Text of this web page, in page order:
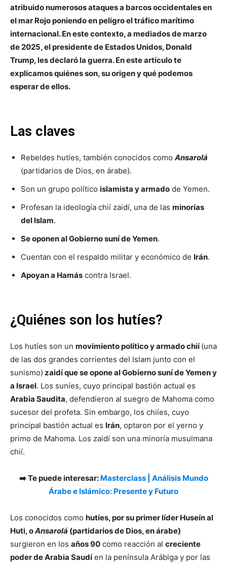
atribuido numerosos ataques a barcos occidentales en
el mar Rojo poniendo en peligro el tráfico marítimo
internacional. En este contexto, a mediados de marzo
de 2025, el presidente de Estados Unidos, Donald
Trump, les declaró la guerra. En este artículo te
explicamos quiénes son, su origen y qué podemos
esperar de ellos.
Las claves
Rebeldes hutíes, también conocidos como Ansarolá
(partidarios de Dios, en árabe).
Son un grupo político islamista y armado de Yemen.
Profesan la ideología chií zaidí, una de las minorías
del Islam.
Se oponen al Gobierno suní de Yemen.
Cuentan con el respaldo militar y económico de Irán.
Apoyan a Hamás contra Israel.
¿Quiénes son los hutíes?
Los hutíes son un movimiento político y armado chií(una
de las dos grandes corrientes del Islam junto con el
sunismo) zaidí que se opone al Gobierno suní de Yemen y
a Israel. Los suníes, cuyo principal bastión actual es
Arabia Saudita, defendieron al suegro de Mahoma como
sucesor del profeta. Sin embargo, los chiíes, cuyo
principal bastión actual es Irán, optaron por el yerno y
primo de Mahoma. Los zaidí son una minoría musulmana
chií.
➡️ Te puede interesar: Masterclass | Análisis Mundo
Árabe e Islámico: Presente y Futuro
Los conocidos como hutíes, por suprimer líder Huseín al
Huti, oAnsarolá (partidarios de Dios, en árabe)
surgieron en los años 90 como reacción al creciente
poder de Arabia Saudíen la península Arábiga y por las